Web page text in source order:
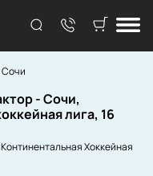
Сочи
- Сочи,
лига, 16
Континентальная Хоккейная